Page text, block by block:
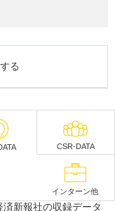
る
CSR-DATA
インターン他
新報社の収録データ